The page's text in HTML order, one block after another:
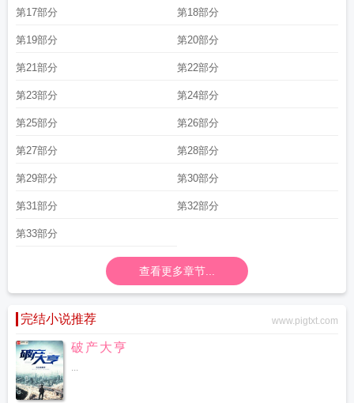
第17部分 第18部分
第19部分 第20部分
第21部分 第22部分
第23部分 第24部分
第25部分 第26部分
第27部分 第28部分
第29部分 第30部分
第31部分 第32部分
第33部分
查看更多章节...
完结小说推荐 www.pigtxt.com
破产大亨
...